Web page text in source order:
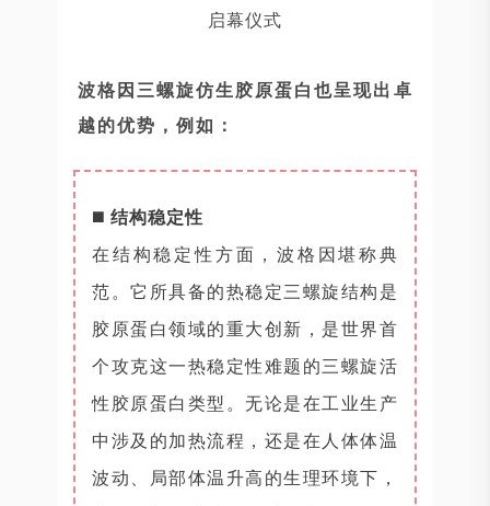
启幕仪式
波格因三螺旋仿生胶原蛋白也呈现出卓
越的优势，例如：
◼️结构稳定性
在结构稳定性方面，波格因堪称典
范。它所具备的热稳定三螺旋结构是
胶原蛋白领域的重大创新，是世界首
个攻克这一热稳定性难题的三螺旋活
性胶原蛋白类型。无论是在工业生产
中涉及的加热流程，还是在人体体温
波动、局部体温升高的生理环境下，